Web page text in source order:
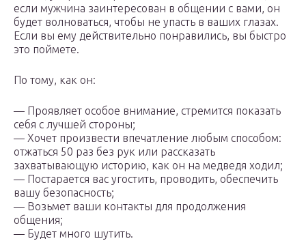
если мужчина заинтересован в общении с вами, он
будет волноваться, чтобы не упасть в ваших глазах.
Если вы ему действительно понравились, вы быстро
это поймете.
По тому, как он:
— Проявляет особое внимание, стремится показать
себя с лучшей стороны;
— Хочет произвести впечатление любым способом:
отжаться 50 раз без рук или рассказать
захватывающую историю, как он на медведя ходил;
— Постарается вас угостить, проводить, обеспечить
вашу безопасность;
— Возьмет ваши контакты для продолжения
общения;
— Будет много шутить.